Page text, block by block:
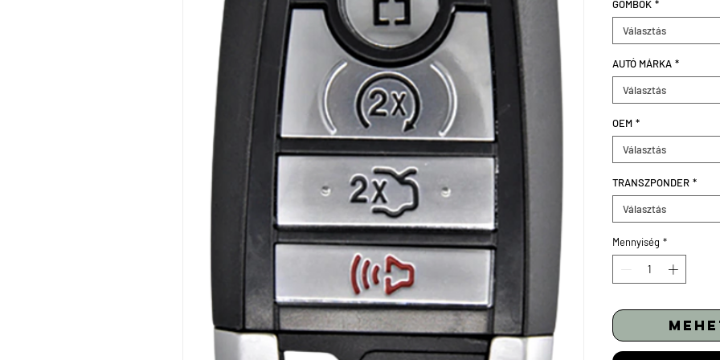
GOMBOK *
Választás
AUTÓ MÁRKA *
Választás
OEM *
Választás
TRANSZPONDER *
Választás
Mennyiség *